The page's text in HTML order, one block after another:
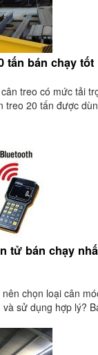
tấn bán chạy
treo có mức tải
treo 20 tấn được
tử bán chạy
chọn loại cân
sử dụng hợp lý?